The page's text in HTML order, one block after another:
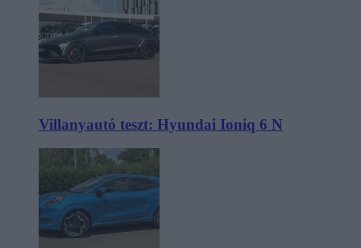
Villanyautó teszt: Hyundai Ioniq 6 N